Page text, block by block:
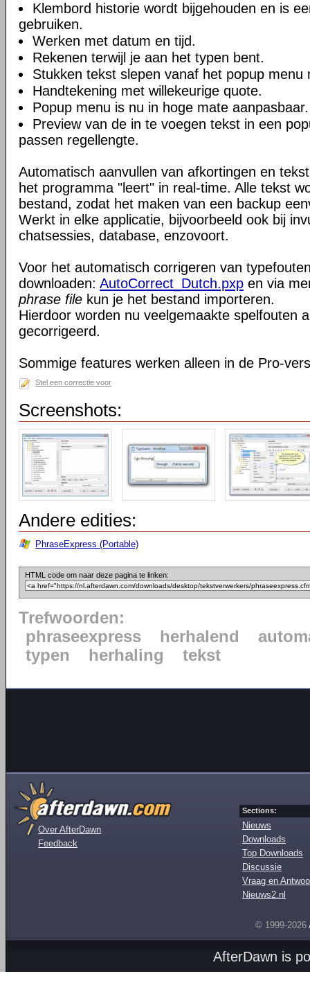
Klembord historie wordt bijgehouden en is
gebruiken.
Werken met datum en tijd.
Rekenen terwijl je aan het typen bent.
Stukken tekst slepen vanaf het popup menu
Handtekening met willekeurige quote.
Popup menu is nu in hoge mate aanpasbaar.
Preview van de in te voegen tekst in een
passen regellengte.
Automatisch aanvullen van afkortingen en
het programma "leert" in real-time. Alle tekst
bestand, zodat het maken van een backup
Werkt in elke applicatie, bijvoorbeeld ook bij
chatsessies, database, enzovoort.
Voor het automatisch corrigeren van
downloaden: AutoCorrect_Dutch.pxp en via
phrase file kun je het bestand importeren.
Hierdoor worden nu veelgemaakte spelfouten
gecorrigeerd.
Sommige features werken alleen in de Pro-
Stel een correctie voor
Screenshots:
Andere edities:
PhraseExpress (Portable)
HTML code om naar deze pagina te linken:
Trefwoorden:
phraseexpress
herhalend
typen
herhaling tekst
Over AfterDawn
Feedback
Sections:
Nieuws
Downloads
Top Downloads
Discussie
Vraag en
Nieuws2.nl
© 1999-2026
AfterDawn is